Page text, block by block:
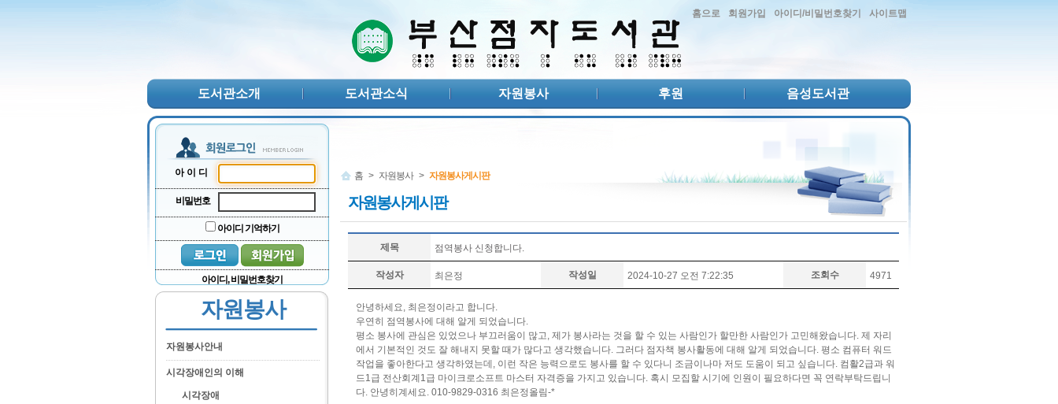
홈으로 회원가입 아이디/비밀번호찾기 사이트맵
도서관소개 도서관소식 자원봉사 후원 음성도서관
아이디
비밀번호
아이디 기억하기
아이디, 비밀번호찾기
자원봉사
자원봉사안내
시각장애인의 이해
시각장애
홈 > 자원봉사 > 자원봉사게시판
자원봉사게시판
제목 점역봉사 신청합니다.
작성자 최은정 작성일 2024-10-27 오전 7:22:35 조회수 4971
안녕하세요, 최은정이라고 합니다.
우연히 점역봉사에 대해 알게 되었습니다.
평소 봉사에 관심은 있었으나 부끄러움이 많고, 제가 봉사라는 것을 할 수 있는 사람인가 할만한 사람인가 고민해왔습니다. 제 자리
에서 기본적인 것도 잘 해내지 못할 때가 많다고 생각했습니다. 그러다 점자책 봉사활동에 대해 알게 되었습니다. 평소 컴퓨터 워드
작업을 좋아한다고 생각하였는데, 이런 작은 능력으로도 봉사를 할 수 있다니 조금이나마 저도 도움이 되고 싶습니다. 컴활2급과 워
드1급 전산회계1급 마이크로소프트 마스터 자격증을 가지고 있습니다. 혹시 모집할 시기에 인원이 필요하다면 꼭 연락부탁드립니
다. 안녕히계세요. 010-9829-0316 최은정올림-*